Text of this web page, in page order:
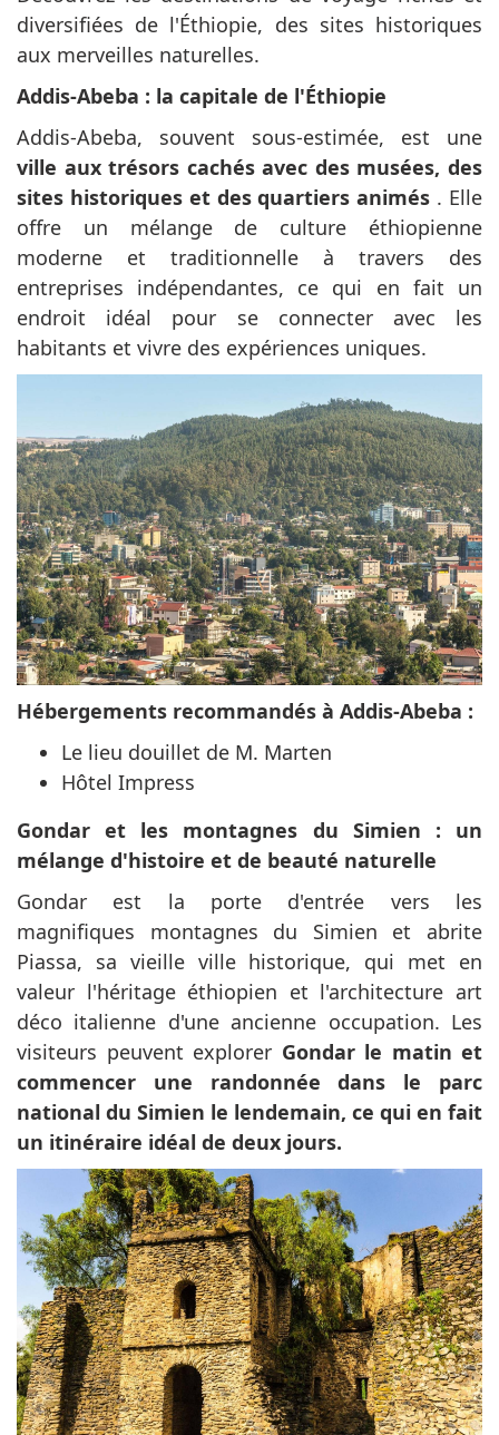
diversifiées de l'Éthiopie, des sites historiques
aux merveilles naturelles.
Addis-Abeba : la capitale de l'Éthiopie
Addis-Abeba, souvent sous-estimée, est une
ville aux trésors cachés avec des musées, des
sites historiques et des quartiers animés . Elle
offre un mélange de culture éthiopienne
moderne et traditionnelle à travers des
entreprises indépendantes, ce qui en fait un
endroit idéal pour se connecter avec les
habitants et vivre des expériences uniques.
Hébergements recommandés à Addis-Abeba :
Le lieu douillet de M. Marten
Hôtel Impress
Gondar et les montagnes du Simien : un
mélange d'histoire et de beauté naturelle
Gondar est la porte d'entrée vers les
magnifiques montagnes du Simien et abrite
Piassa, sa vieille ville historique, qui met en
valeur l'héritage éthiopien et l'architecture art
déco italienne d'une ancienne occupation. Les
visiteurs peuvent explorer Gondar le matin et
commencer une randonnée dans le parc
national du Simien le lendemain, ce qui en fait
un itinéraire idéal de deux jours.